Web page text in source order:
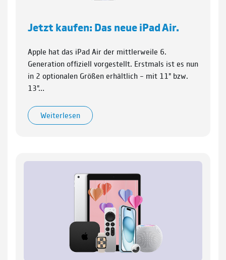
Jetzt kaufen: Das neue iPad Air.
Apple hat das iPad Air der mittlerweile 6.
Generation offiziell vorgestellt. Erstmals ist es nun
in 2 optionalen Größen erhältlich – mit 11" bzw.
13"…
Weiterlesen